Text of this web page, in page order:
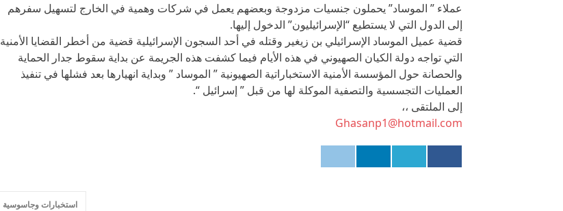
عملاء ” الموساد” يحملون جنسيات مزدوجة وبعضهم يعمل في شركات وهمية في الخارج لتسهيل سفرهم
إلى الدول التي لا يستطيع “الإسرائيليون” الدخول إليها.
قضية عميل الموساد الإسرائيلي بن زيغير وقتله في أحد السجون الإسرائيلية قضية من أخطر القضايا الأمنية
التي تواجه دولة الكيان الصهيوني في هذه الأيام فيما كشفت هذه الجريمة عن بداية سقوط جدار الحماية
والحصانة حول المؤسسة الأمنية الاستخباراتية الصهيونية ” الموساد ” وبداية انهيارها بعد فشلها في تنفيذ
العمليات التجسسية والتصفية الموكلة لها من قبل ” إسرائيل “.
إلى الملتقى ،،
Ghasanp1@hotmail.com
استخبارات وجاسوسية